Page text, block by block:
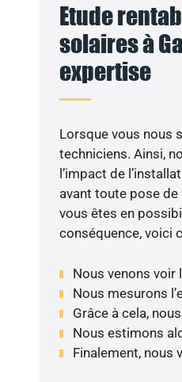
Etude
solaires à
expertise
Lorsque vous nous
techniciens. Ainsi,
l’impact de
avant toute pose de
vous êtes en
conséquence, voici
Nous venons voir
Nous mesurons
Grâce à cela,
Nous estimons
Finalement, nous